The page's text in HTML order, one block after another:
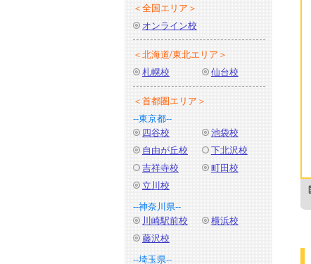
＜全国エリア＞
オンライン校
＜北海道/東北エリア＞
札幌校
仙台校
＜首都圏エリア＞
--東京都--
四谷校
池袋校
自由が丘校
下北沢校
吉祥寺校
町田校
立川校
--神奈川県--
川崎駅前校
横浜校
藤沢校
--埼玉県--